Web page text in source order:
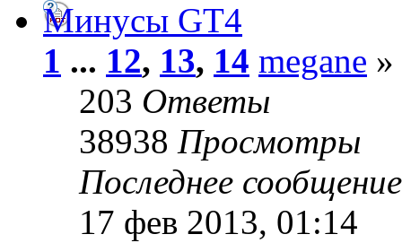
Минусы GT4
1 ... 12, 13, 14 megane
203 Ответы
38938 Просмотры
Последнее
17 фев 2013, 01:14